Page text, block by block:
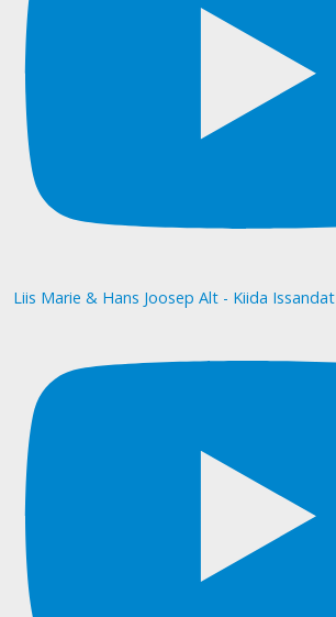
Liis Marie & Hans Joosep Alt - Kiida Issandat